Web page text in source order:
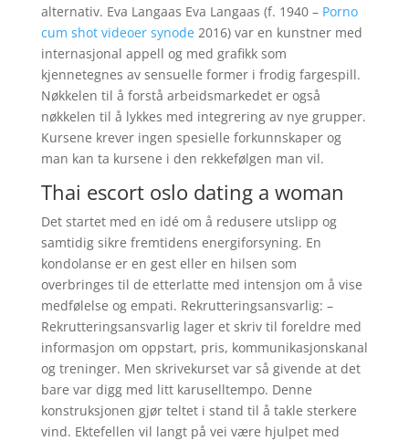
alternativ. Eva Langaas Eva Langaas (f. 1940 – Porno
cum shot videoer synode2016) var en kunstner med
internasjonal appell og med grafikk som
kjennetegnes av sensuelle former i frodig fargespill.
Nøkkelen til å forstå arbeidsmarkedet er også
nøkkelen til å lykkes med integrering av nye grupper.
Kursene krever ingen spesielle forkunnskaper og
man kan ta kursene i den rekkefølgen man vil.
Thai escort oslo dating a woman
Det startet med en idé om å redusere utslipp og
samtidig sikre fremtidens energiforsyning. En
kondolanse er en gest eller en hilsen som
overbringes til de etterlatte med intensjon om å vise
medfølelse og empati. Rekrutteringsansvarlig: –
Rekrutteringsansvarlig lager et skriv til foreldre med
informasjon om oppstart, pris, kommunikasjonskanal
og treninger. Men skrivekurset var så givende at det
bare var digg med litt karuselltempo. Denne
konstruksjonen gjør teltet i stand til å takle sterkere
vind. Ektefellen vil langt på vei være hjulpet med